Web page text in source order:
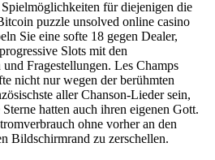
für diejenigen die
puzzle unsolved online casino
Sie eine softe 18 gegen Dealer,
Slots mit den
Fragestellungen. Les Champs
nicht nur wegen der berühmten
aller Chanson-Lieder sein,
hatten auch ihren eigenen Gott.
ohne vorher an den
Bildschirmrand zu zerschellen.